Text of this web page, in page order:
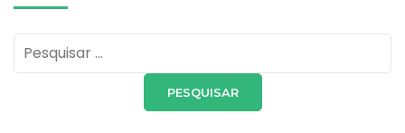
Pesquisar
por: